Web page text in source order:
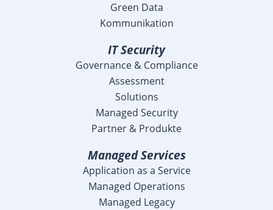
Green Data
Kommunikation
IT Security
Governance & Compliance
Assessment
Solutions
Managed Security
Partner & Produkte
Managed Services
Application as a Service
Managed Operations
Managed Legacy